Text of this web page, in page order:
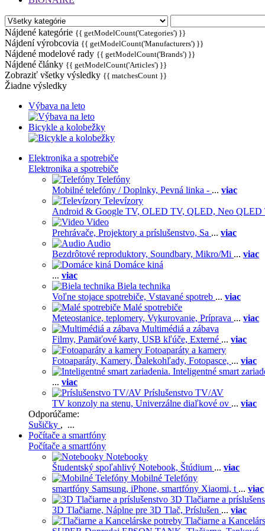
Nájdené kategórie {{ getModelCount('Categories') }}
Nájdení výrobcovia {{ getModelCount('Manufacturers') }}
Nájdené modelové rady {{ getModelCount('Brands') }}
Nájdené články {{ getModelCount('Articles') }}
Zobraziť všetky výsledky {{ matchesCount }}
Žiadne výsledky
Výbava na leto
Bicykle a kolobežky
Elektronika a spotrebiče
Elektronika a spotrebiče
Telefóny
Mobilné telefóny / Doplnky, Pevná linka - ... viac
Televízory
Android & Google TV, OLED TV, QLED, Neo QLED
Video
Prehrávače, Projektory a príslušenstvo, Sa ... viac
Audio
Bezdrôtové reproduktory, Soundbary, Mikro/Mi ... viac
Domáce kiná
... viac
Biela technika
Voľne stojace spotrebiče, Vstavané spotreb ... viac
Malé spotrebiče
Meteostanice, teplomery, Vykurovanie, Príprava ... viac
Multimédiá a zábava
Filmy, Pamäťové karty, USB kľúče, Externé ... viac
Fotoaparáty a kamery
Fotoaparáty, Kamery, Ďalekohľady, Fotopasce, ... viac
Inteligentné smart
... viac
Príslušenstvo TV/AV
TV konzoly na stenu, Univerzálne diaľkové ov ... viac
Odporúčame:
Sušičky , ...
Počítače a smartfóny
Počítače a smartfóny
Notebooky
Študentský spoľahlivý Notebook, Štúdium ... viac
Mobilné Telefóny
smartfóny Samsung, iPhone, smartfóny Xiaomi, t ... viac
3D Tlačiarne a
3D Tlačiarne, Náplne pre 3D Tlač, Príslušen ... viac
Tlačiarne a